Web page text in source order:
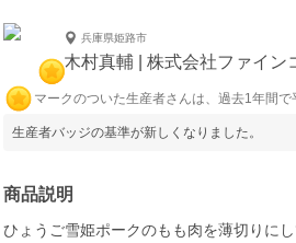
兵庫県姫路市
木村真輔 | 株式会社ファイン
マークのついた生産者さんは、過去1年間で
生産者バッジの基準が新しくなりました。
商品説明
ひょうご雪姫ポークのもも肉を薄切りに